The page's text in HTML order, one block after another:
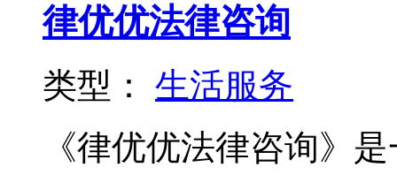
律优优法律咨询
类型： 生活服务
《律优优法律咨询》